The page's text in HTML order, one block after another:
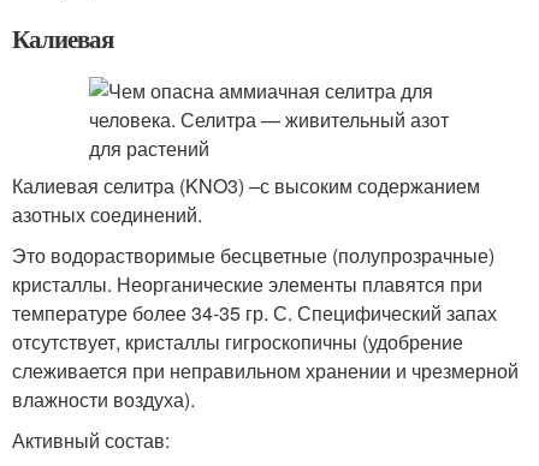
Калиевая
Калиевая селитра (KNO3) –с высоким содержанием
азотных соединений.
Это водорастворимые бесцветные (полупрозрачные)
кристаллы. Неорганические элементы плавятся при
температуре более 34-35 гр. С. Специфический запах
отсутствует, кристаллы гигроскопичны (удобрение
слеживается при неправильном хранении и чрезмерной
влажности воздуха).
Активный состав: